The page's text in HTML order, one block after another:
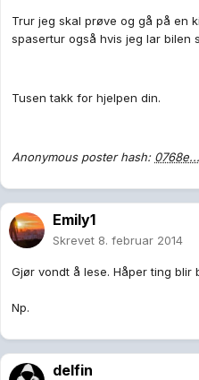
Trur jeg skal prøve og gå på en
spasertur også hvis jeg lar bilen
Tusen takk for hjelpen din.
Anonymous poster hash:
Emily1
Skrevet 8. februar 2014
Gjør vondt å lese. Håper ting blir
Np.
delfin